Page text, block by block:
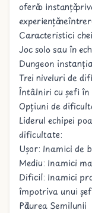
oferă o instanță
experiență
Caracteristici
Joc solo sau în
Dungeon
Trei niveluri de
Întâlniri cu șefi în
Opțiuni de
Liderul echipei
dificultate:
Ușor: Inamici de
Mediu: Inamici
Dificil: Inamici
împotriva unui șef
Pădurea Semilunii